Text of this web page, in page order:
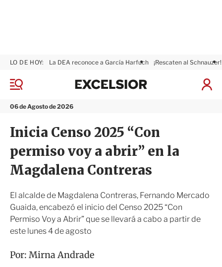
M
n
06 de Agosto de 2026
LO DE HOY: La DEA reconoce a García Harfuch ¡Rescaten al Schnauzer!
I
ó
n
x
i
r
Inicia Censo 2025 “Con
permiso voy a abrir” en la
Magdalena Contreras
El alcalde de Magdalena Contreras, Fernando Mercado
Guaida, encabezó el inicio del Censo 2025 “Con
Permiso Voy a Abrir” que se llevará a cabo a partir de
este lunes 4 de agosto
Por: Mirna Andrade